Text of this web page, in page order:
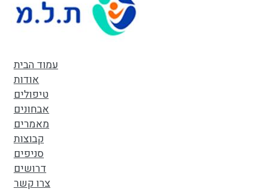
עמוד הבית
אודות
טיפולים
אבחונים
מאמרים
קבוצות
סניפים
דרושים
צרו קשר